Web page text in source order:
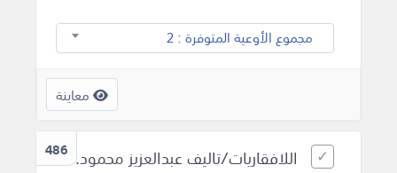
مجموع الأوعية المتوفرة : 2
معاينة
486 اللافقاريات/تاليف عبدالعزيز محمود.